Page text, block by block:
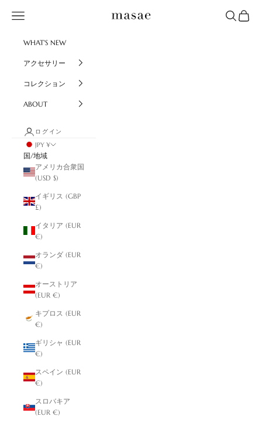
masae
メニュー 検索 カート
WHAT'S NEW
アクセサリー
コレクション
ABOUT
ログイン
JPY ¥
国/地域
アメリカ合衆国
(USD $)
イギリス (GBP
£)
イタリア (EUR
€)
オランダ (EUR
€)
オーストリア
(EUR €)
キプロス (EUR
€)
ギリシャ (EUR
€)
スペイン (EUR
€)
スロバキア
(EUR €)